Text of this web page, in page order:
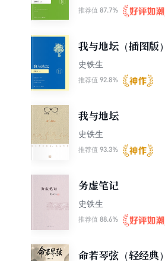
推荐值 87.7%
我与地坛（插图版）
史铁生
推荐值 92.8%
我与地坛
史铁生
推荐值 93.3%
务虚笔记
史铁生
推荐值 88.6%
命若琴弦（轻经典）